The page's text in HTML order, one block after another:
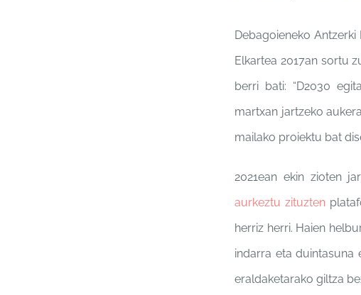
Debagoieneko
Elkartea 2017an sortu
berri bati: “D2030
martxan jartzeko
mailako proiektu bat
2021ean ekin zioten
aurkeztu zituzten
herriz herri. Haien
indarra eta duintasuna
eraldaketarako giltza